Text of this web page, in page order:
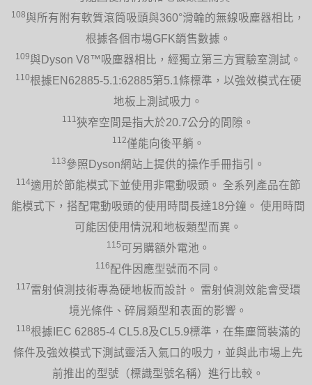
108與所有附有軟質滾筒吸頭與360°滑輪的無線吸塵器相比，
根據各個市場GFK銷售數據。
109與Dyson V8™吸塵器相比，經獨立第三方實驗室測試。
110根據EN62885-5.1:62885第5.1條標準，以強效模式在硬
地板上測試吸力。
111 狹窄空間是指大於20.7公分的間隙。
112僅能向後平躺。
113參照Dyson網站上提供的操作手冊指引。
114適用於節能模式下並使用非電動吸頭。 全系列產品在節
能模式下，搭配電動吸頭的使用時間長達18分鐘。 使用時間
可能因使用情況和地板類型而異。
115可另購額外電池。
116配件因應型號而不同。
117雷射偵測技術專為硬地板而設計。 雷射偵測效能會受環
境光條件、碎屑類型和表面的影響。
118根據IEC 62885-4 CL5.8及CL5.9標準，在集塵筒裝滿的
條件及強效模式下測試靈活入氣口的吸力，並與此市場上先
前推出的型號（標識型號名稱）進行比較。